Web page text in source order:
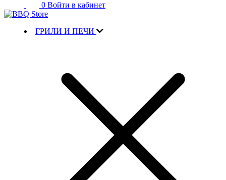
0 Войти в кабинет
ГРИЛИ И ПЕЧИ